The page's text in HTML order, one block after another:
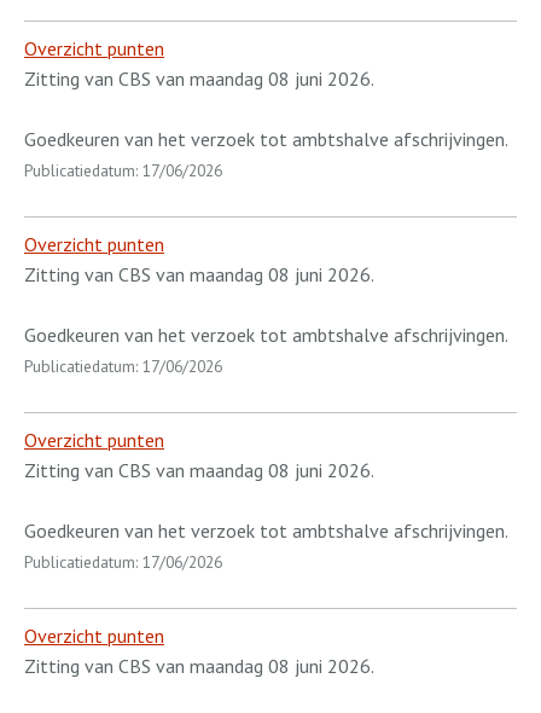
Overzicht punten
Zitting van CBS van maandag 08 juni 2026.
Goedkeuren van het verzoek tot ambtshalve afschrijvingen.
Publicatiedatum: 17/06/2026
Overzicht punten
Zitting van CBS van maandag 08 juni 2026.
Goedkeuren van het verzoek tot ambtshalve afschrijvingen.
Publicatiedatum: 17/06/2026
Overzicht punten
Zitting van CBS van maandag 08 juni 2026.
Goedkeuren van het verzoek tot ambtshalve afschrijvingen.
Publicatiedatum: 17/06/2026
Overzicht punten
Zitting van CBS van maandag 08 juni 2026.